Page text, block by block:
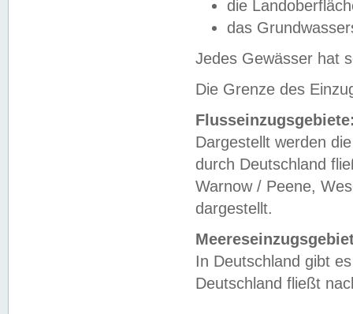
die
das
Jedes Gewässer hat
Die Grenze des
Dargestellt werden
durch Deutschland
Warnow / Peene,
dargestellt.
In Deutschland gibt
Deutschland fließt